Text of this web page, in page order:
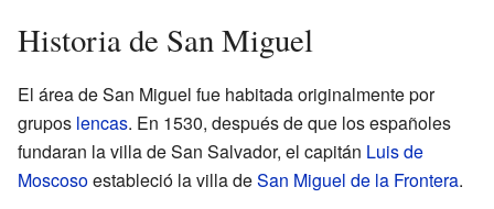
Historia de San Miguel
El área de San Miguel fue habitada originalmente por
grupos lencas. En 1530, después de que los españoles
fundaran la villa de San Salvador, el capitán Luis de
Moscosoestableció la villa deSan Miguel de la Frontera.